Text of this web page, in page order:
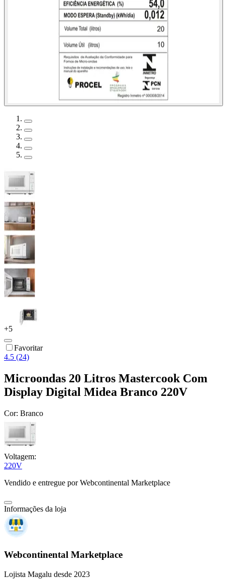
+5
Favoritar
4.5 (24)
Microondas 20 Litros Mastercook Com
Display Digital Midea Branco 220V
Cor: Branco
Voltagem:
220V
Vendido e entregue por Webcontinental Marketplace
Informações da loja
Webcontinental Marketplace
Lojista Magalu desde 2023